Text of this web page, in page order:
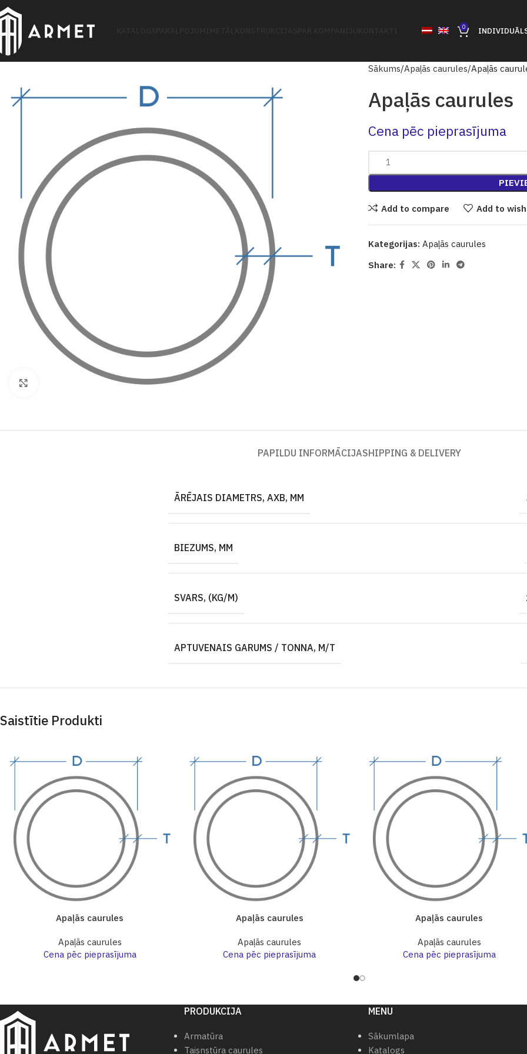
0
Sākums Apaļās caurules Apaļās
Apaļās caurules
Cena pēc pieprasījuma
Add to compare Add to
Kategorijas: Apaļās caurules
Share:
PAPILDU INFORMĀCIJASHIPPING & DELIVERY
ĀRĒJAIS DIAMETRS, AXB, MM
BIEZUMS, MM
SVARS, (KG/M)
APTUVENAIS GARUMS / TONNA, M/T
Saistītie Produkti
Apaļās caurules
Apaļās caurules
Cena pēc pieprasījuma
Apaļās caurules
Apaļās caurules
Cena pēc pieprasījuma
Apaļās caurules
Apaļās caurules
Cena pēc pieprasījuma
PRODUKCIJA
Armatūra
Taisnstūra caurules
MENU
Sākumlapa
Katalogs